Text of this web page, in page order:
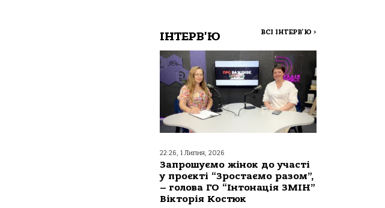
ІНТЕРВ'Ю ВСІ ІНТЕРВ'Ю >
22:26, 1 Липня, 2026
Запрошуємо жінок до участі
у проєкті “Зростаємо разом”,
– голова ГО “Інтонація ЗМІН”
Вікторія Костюк